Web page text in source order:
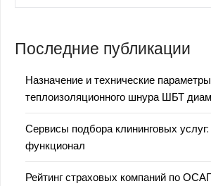
Последние публикации
Назначение и технические
теплоизоляционного шнура ШБТ
Сервисы подбора клининговых
функционал
Рейтинг страховых компаний по